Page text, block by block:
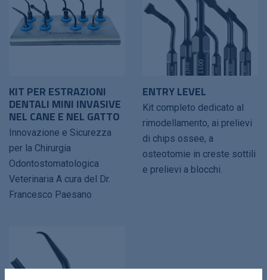
KIT PER ESTRAZIONI
DENTALI MINI INVASIVE
NEL CANE E NEL GATTO
Innovazione e Sicurezza
per la Chirurgia
Odontostomatologica
Veterinaria A cura del Dr.
Francesco Paesano
ENTRY LEVEL
Kit completo dedicato al
rimodellamento, ai prelievi
di chips ossee, a
osteotomie in creste sottili
e prelievi a blocchi.